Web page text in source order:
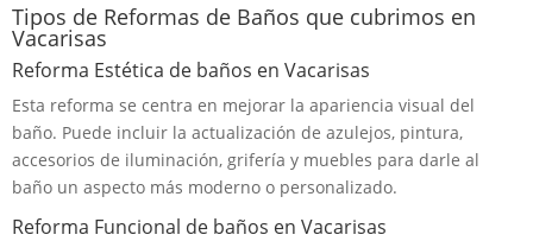
Tipos de Reformas de Baños que cubrimos en
Vacarisas
Reforma Estética de baños en Vacarisas
Esta reforma se centra en mejorar la apariencia visual del
baño. Puede incluir la actualización de azulejos, pintura,
accesorios de iluminación, grifería y muebles para darle al
baño un aspecto más moderno o personalizado.
Reforma Funcional de baños en Vacarisas